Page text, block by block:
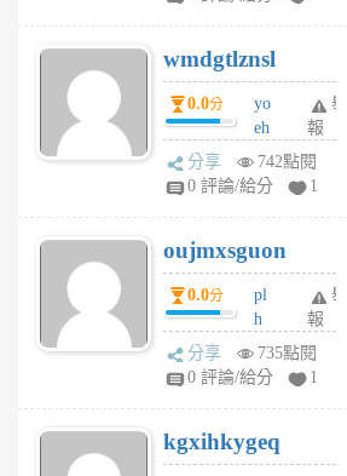
R
P
m
v
A
V
個
月
前
wmdgtlznsl
0.0分
yo
eh
ld
gy
個
月
前
舉
報
分享
742點閱
0 評論/給分
1
oujmxsguon
0.0分
pl
h
wi
w
6
個
舉
報
分享
735點閱
0 評論/給分
1
kgxihkygeq